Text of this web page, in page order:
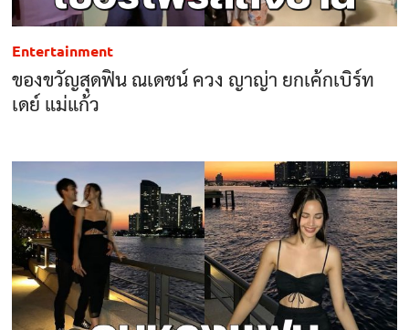
Entertainment
ของขวัญสุดฟิน ณเดชน์ ควง ญาญ่า ยกเค้กเบิร์ท
เดย์ แม่แก้ว